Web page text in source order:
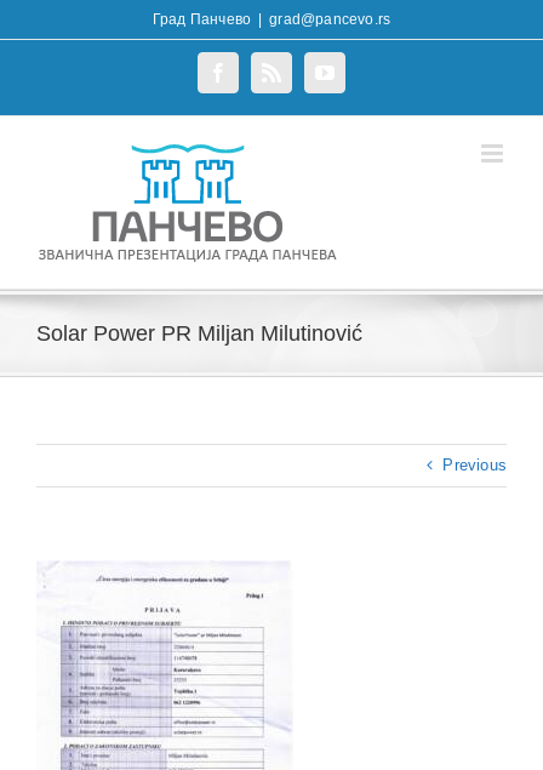
to
Град Панчево grad@pancevo.rs
Solar Power PR Miljan Milutinović
Previous